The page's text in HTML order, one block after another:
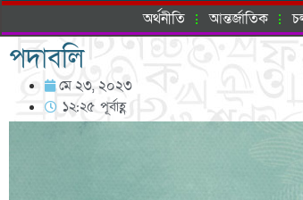
অর্থনীতি আন্তর্জাতিক
পদাবলি
মে ২৩, ২০২৩
১২:২৫ পূর্বাহ্ণ